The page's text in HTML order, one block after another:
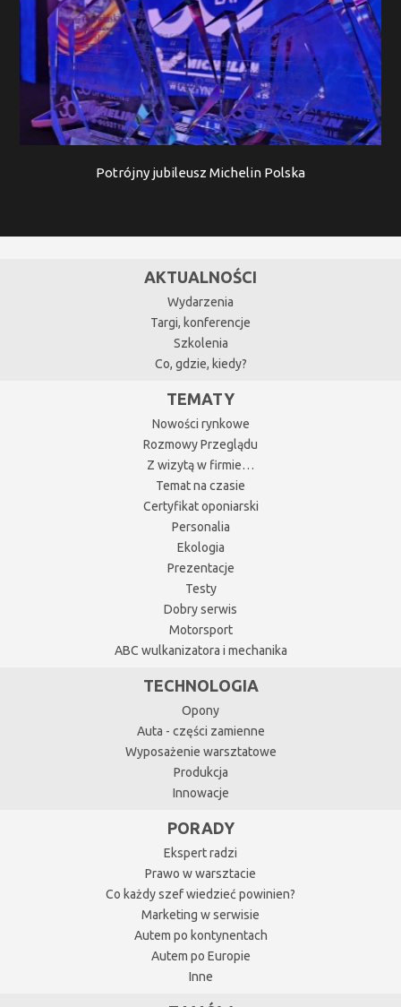
Potrójny jubileusz Michelin Polska
AKTUALNOŚCI
Wydarzenia
Targi, konferencje
Szkolenia
Co, gdzie, kiedy?
TEMATY
Nowości rynkowe
Rozmowy Przeglądu
Z wizytą w firmie…
Temat na czasie
Certyfikat oponiarski
Personalia
Ekologia
Prezentacje
Testy
Dobry serwis
Motorsport
ABC wulkanizatora i mechanika
TECHNOLOGIA
Opony
Auta - części zamienne
Wyposażenie warsztatowe
Produkcja
Innowacje
PORADY
Ekspert radzi
Prawo w warsztacie
Co każdy szef wiedzieć powinien?
Marketing w serwisie
Autem po kontynentach
Autem po Europie
Inne